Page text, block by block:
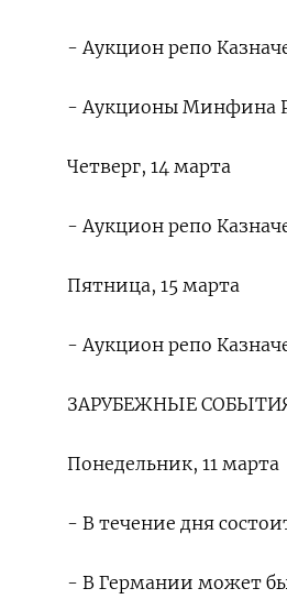
- Аукцион репо
- Аукционы Минфина
Четверг, 14 марта
- Аукцион репо
Пятница, 15 марта
- Аукцион репо
ЗАРУБЕЖНЫЕ
Понедельник, 11 марта
- В течение дня
- В Германии может